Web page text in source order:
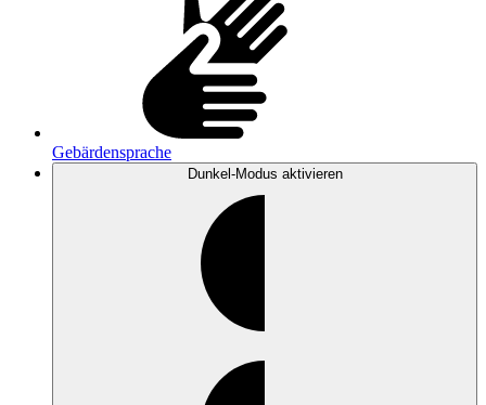
Gebärdensprache
Dunkel-Modus aktivieren